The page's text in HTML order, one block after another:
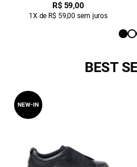
R$ 59,00
1X de R$ 59,00 sem juros
BEST
NEW-IN